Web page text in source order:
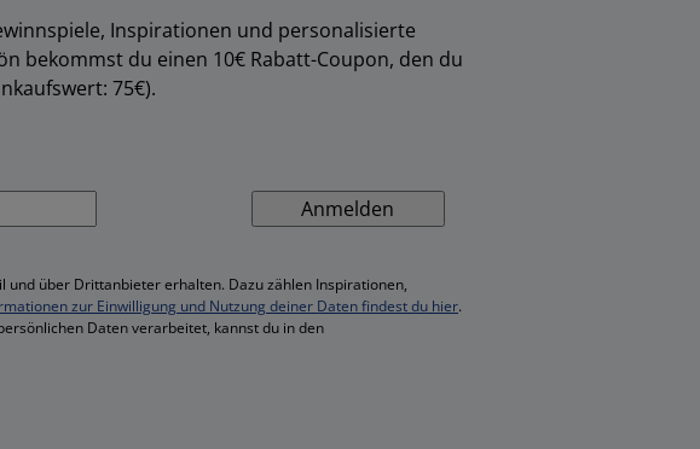
Inspirationen und personalisierte
bekommst du einen 10€ Rabatt-Coupon, den du
75€).
Anmelden
und über Drittanbieter erhalten. Dazu zählen Inspirationen,
zur Einwilligung und Nutzung deiner Daten findest du hier.
Daten verarbeitet, kannst du in den